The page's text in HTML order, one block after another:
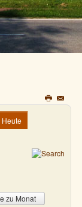
Heute
zu Monat